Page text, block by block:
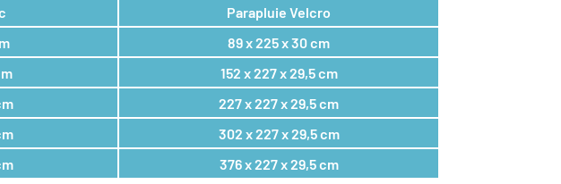
Parapluie Velcro
89 x 225 x 30 cm
152 x 227 x 29,5 cm
227 x 227 x 29,5 cm
302 x 227 x 29,5 cm
376 x 227 x 29,5 cm